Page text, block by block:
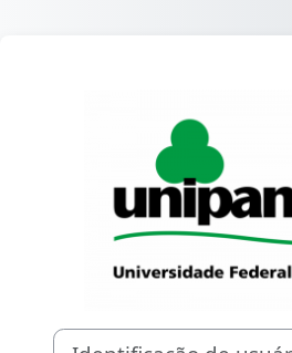
Identificação de usuário